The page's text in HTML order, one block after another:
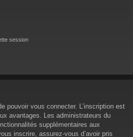
session
pouvoir vous connecter. L’inscription est
avantages. Les administrateurs du
supplémentaires aux
inscrire, assurez-vous d’avoir pris